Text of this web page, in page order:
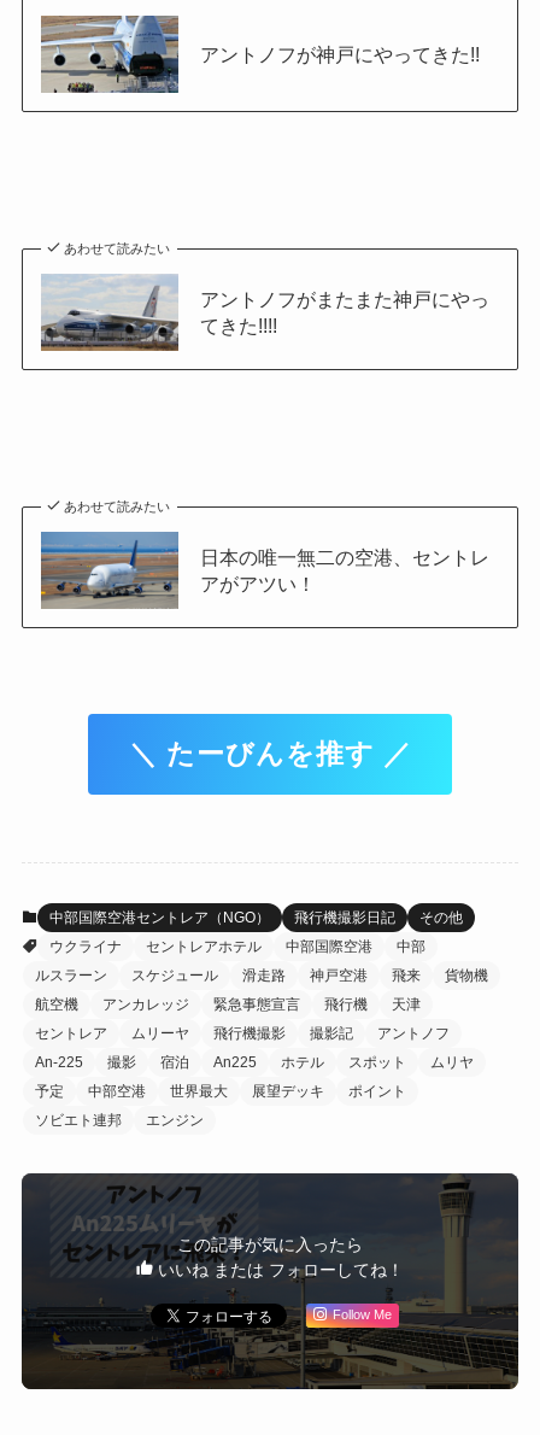
アントノフが神戸にやってきた!!
あわせて読みたい
アントノフがまたまた神戸にやっ
てきた!!!!
あわせて読みたい
日本の唯一無二の空港、セントレ
アがアツい！
＼ たーびんを推す ／
中部国際空港セントレア（NGO） 飛行機撮影日記
その他
ウクライナ
セントレアホテル 中部国際空港
中部
ルスラーン
スケジュール 滑走路 神戸空港 飛来
貨物機
航空機
アンカレッジ 緊急事態宣言 飛行機
天津
セントレア
ムリーヤ 飛行機撮影 撮影記
アントノフ
An-225
撮影 宿泊 An225 ホテル スポット
ムリヤ
予定
中部空港 世界最大 展望デッキ
ポイント
ソビエト連邦
エンジン
この記事が気に入ったら
いいね または フォローしてね！
Follow Me